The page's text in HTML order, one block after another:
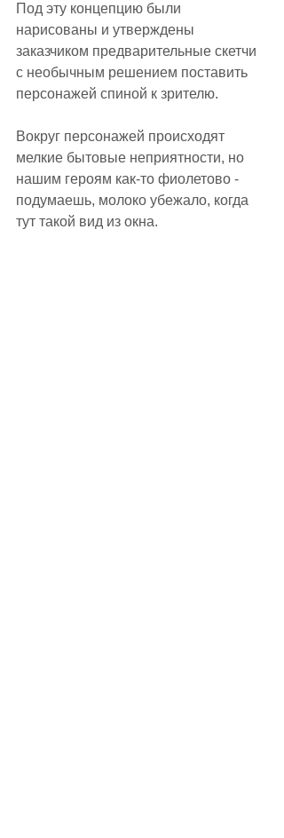
Под эту концепцию были
нарисованы и утверждены
заказчиком предварительные скетчи
с необычным решением поставить
персонажей спиной к зрителю.
Вокруг персонажей происходят
мелкие бытовые неприятности, но
нашим героям как-то фиолетово -
подумаешь, молоко убежало, когда
тут такой вид из окна.